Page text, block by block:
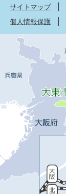
サイトマップ
個人情報保護